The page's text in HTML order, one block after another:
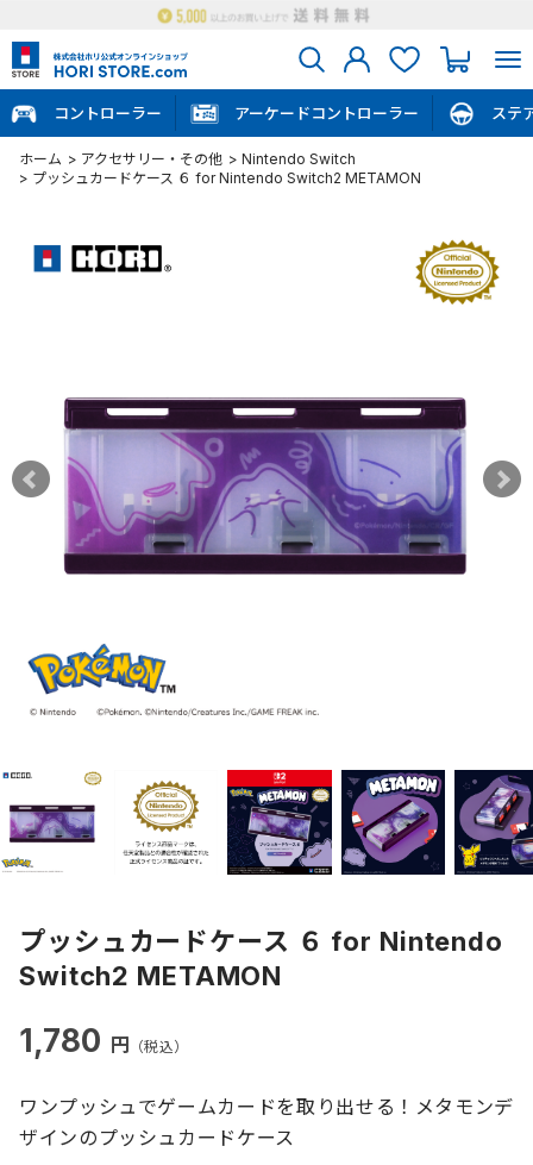
コントローラー アーケードコントローラー ステ
ホーム > アクセサリー・その他 > Nintendo Switch
> プッシュカードケース ６ for Nintendo Switch2 METAMON
プッシュカードケース ６ for Nintendo
Switch2 METAMON
ワンプッシュでゲームカードを取り出せる！メタモンデ
ザインのプッシュカードケース
1,780 円 （税込）